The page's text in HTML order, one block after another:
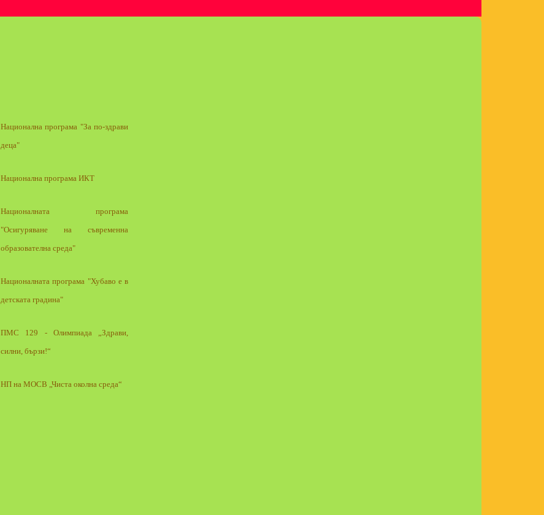
Национална програма "За по-здрави
деца"
Национална програма ИКТ
Националната програма
"Осигуряване на съвременна
образователна среда"
Националната програма "Хубаво е в
детската градина"
ПМС 129 - Олимпиада „Здрави,
силни, бързи!“
НП на МОСВ „Чиста околна среда“